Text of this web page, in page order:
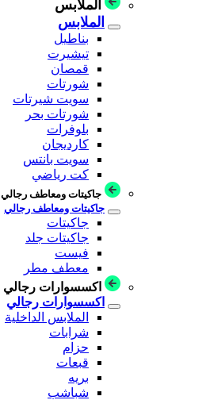
الملابس
الملابس
بناطيل
تيشيرت
قمصان
شورتات
سويت شيرتات
شورتات بحر
بلوفرات
كارديجان
سويت بانتس
كت رياضي
جاكيتات ومعاطف رجالي
جاكيتات ومعاطف رجالي
جاكيتات
جاكيتات جلد
فيست
معطف مطر
اكسسوارات رجالي
اكسسوارات رجالي
الملابس الداخلية
شرابات
حزام
قبعات
بريه
شباشب